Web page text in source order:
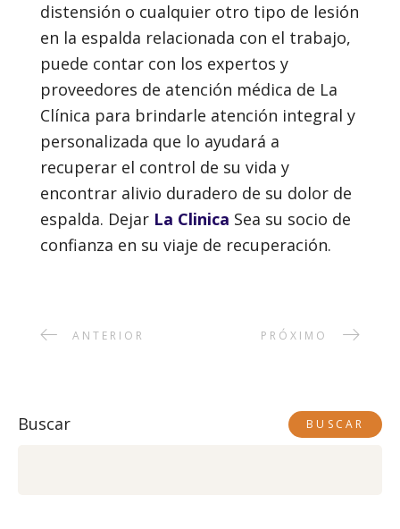
distensión o cualquier otro tipo de lesión
en la espalda relacionada con el trabajo,
puede contar con los expertos y
proveedores de atención médica de La
Clínica para brindarle atención integral y
personalizada que lo ayudará a
recuperar el control de su vida y
encontrar alivio duradero de su dolor de
espalda. Dejar La Clinica Sea su socio de
confianza en su viaje de recuperación.
ANTERIOR PRÓXIMO
Buscar BUSCAR